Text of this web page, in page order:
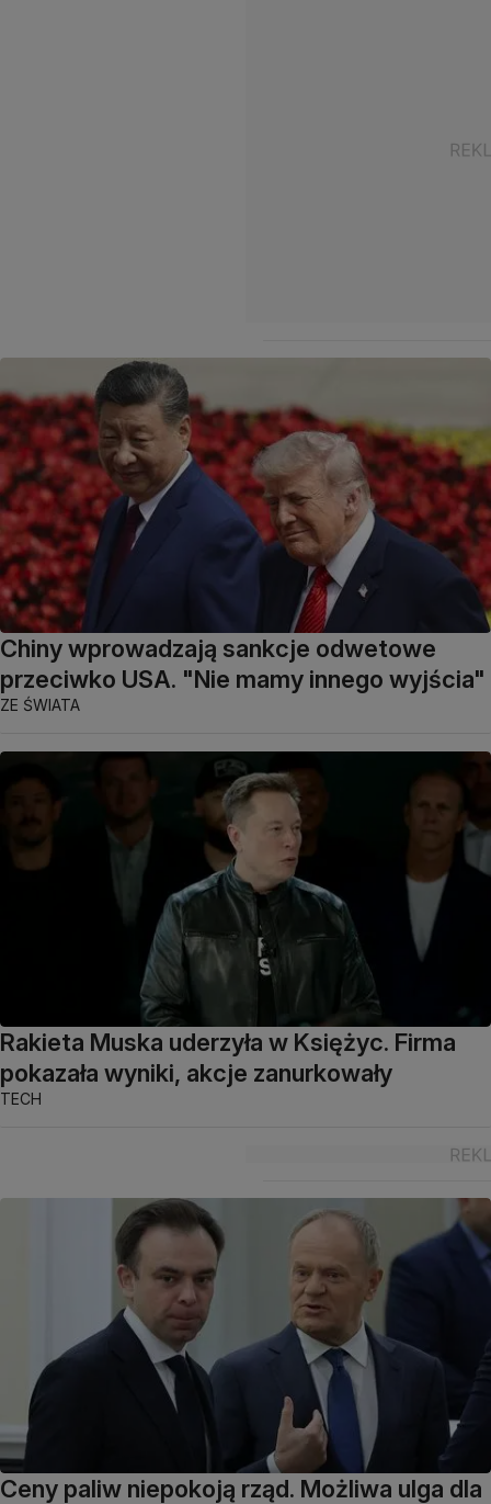
Chiny wprowadzają sankcje odwetowe
przeciwko USA. "Nie mamy innego wyjścia"
ZE ŚWIATA
Rakieta Muska uderzyła w Księżyc. Firma
pokazała wyniki, akcje zanurkowały
TECH
Ceny paliw niepokoją rząd. Możliwa ulga dla